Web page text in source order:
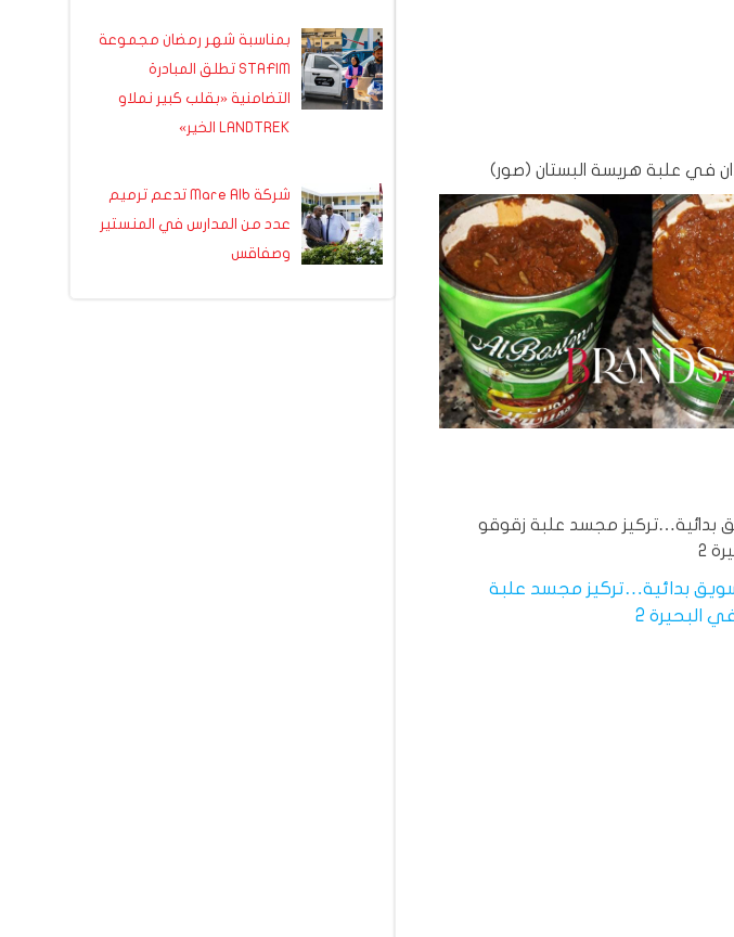
في علبة هريسة البستان (صور)
بدائية…تركيز مجسد علبة زقوقو
2
بمناسبة شهر رمضان مجموعة
STAFIM تطلق المبادرة
التضامنية «بقلب كبير نملاو
LANDTREK الخير»
شركة Mare Alb تدعم ترميم
عدد من المدارس في المنستير
وصفاقس